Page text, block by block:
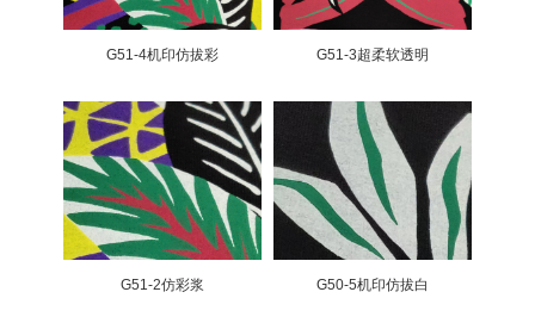
G51-4机印仿拔彩 G51-3超柔软透明
G51-2仿彩浆 G50-5机印仿拔白